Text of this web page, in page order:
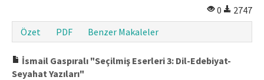
0
2747
Özet
PDF Benzer Makaleler
İsmail Gaspıralı "Seçilmiş Eserleri 3: Dil-Edebiyat-
Seyahat Yazıları"